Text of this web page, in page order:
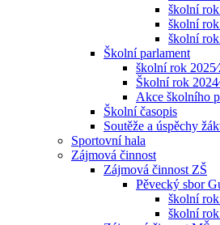
školní rok
školní rok
školní rok
Školní parlament
školní rok
Školní rok
Akce školního
Školní časopis
Soutěže a úspěchy
Sportovní hala
Zájmová činnost
Zájmová činnost ZŠ
Pěvecký sbor
školní rok
školní rok